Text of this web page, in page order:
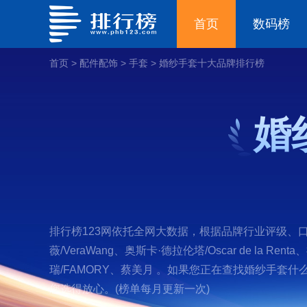
首页 数码榜
首页 > 配件配饰 > 手套 > 婚纱手套十大品牌排行榜
婚
排行榜123网依托全网大数据，根据品牌行业评级、
薇/VeraWang、奥斯卡·德拉伦塔/Oscar de la Renta
瑞/FAMORY、蔡美月 。如果您正在查找婚纱手套
您选得放心。(榜单每月更新一次)